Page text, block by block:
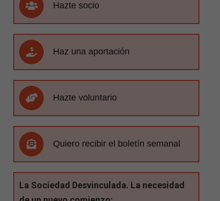
Hazte socio
Haz una aportación
Hazte voluntario
Quiero recibir el boletín semanal
La Sociedad Desvinculada. La necesidad